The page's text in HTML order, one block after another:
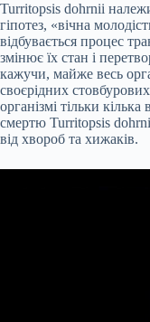
Turritopsis dohrnii
гіпотез, «вічна
відбувається процес
змінює їх стан і
кажучи, майже весь
своєрідних
організмі тільки
смертю Turritopsis
від хвороб та хижаків.